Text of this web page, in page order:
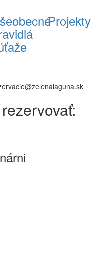
Projekty